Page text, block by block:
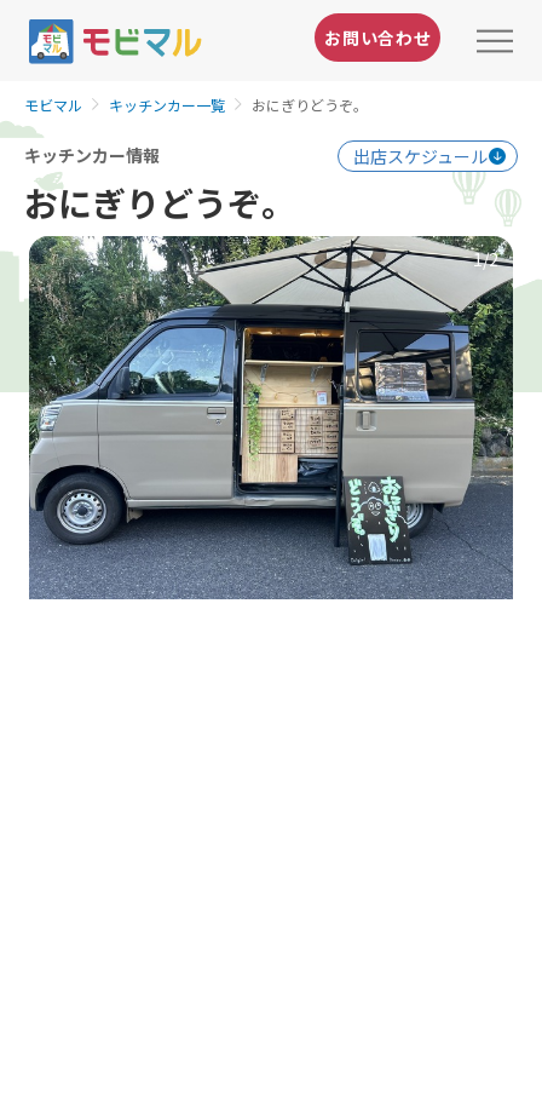
お問い合わせ
モビマル キッチンカー一覧 おにぎりどうぞ。
キッチンカー情報 出店スケジュール
おにぎりどうぞ。
1/2